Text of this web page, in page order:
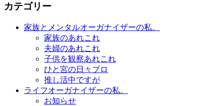
カテゴリー
家族とメンタルオーガナイザーの私。
家族のあれこれ
夫婦のあれこれ
子供を観察あれこれ
ひと宮の日々ブロ
推し活中ですが
ライフオーガナイザーの私。
お知らせ